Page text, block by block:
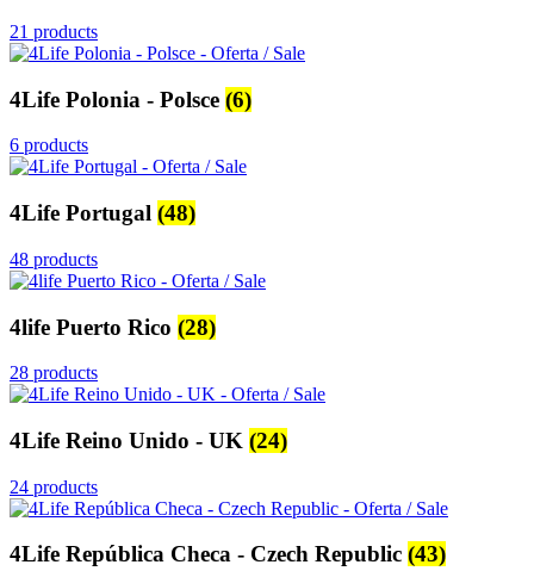
21 products
4Life Polonia - Polsce (6)
6 products
4Life Portugal (48)
48 products
4life Puerto Rico (28)
28 products
4Life Reino Unido - UK (24)
24 products
4Life República Checa - Czech Republic (43)